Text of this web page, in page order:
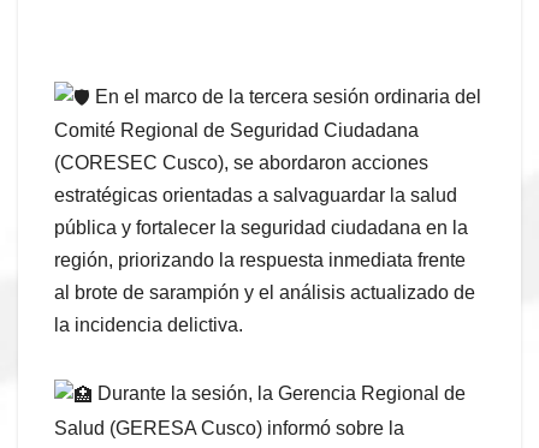
En el marco de la tercera sesión ordinaria del
Comité Regional de Seguridad Ciudadana
(CORESEC Cusco), se abordaron acciones
estratégicas orientadas a salvaguardar la salud
pública y fortalecer la seguridad ciudadana en la
región, priorizando la respuesta inmediata frente
al brote de sarampión y el análisis actualizado de
la incidencia delictiva.
Durante la sesión, la Gerencia Regional de
Salud (GERESA Cusco) informó sobre la